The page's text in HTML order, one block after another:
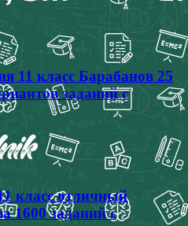
11 класс Барабанов 25
заданий с
класс отличный
1600 заданий с